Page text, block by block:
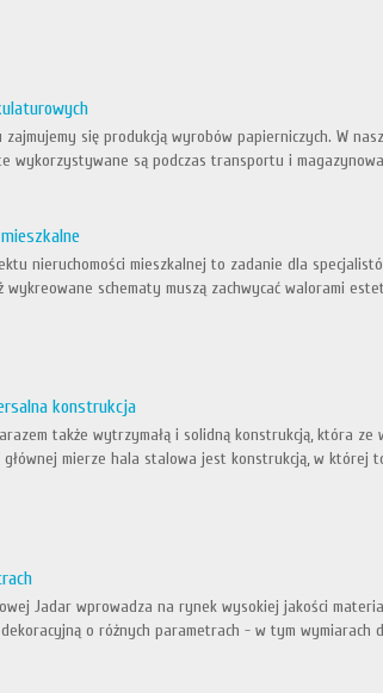
zajmujemy się produkcją wyrobów papierniczych. W
wykorzystywane są podczas transportu i
nieruchomości mieszkalnej to zadanie dla
wykreowane schematy muszą zachwycać walorami
konstrukcja
także wytrzymałą i solidną konstrukcją, która
głównej mierze hala stalowa jest konstrukcją, w której
Jadar wprowadza na rynek wysokiej jakości
dekoracyjną o różnych parametrach - w tym